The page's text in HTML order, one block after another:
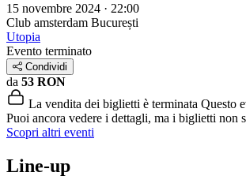
15 novembre 2024 · 22:00
Club amsterdam București
Utopia
Evento terminato
Condividi
da 53 RON
La vendita dei biglietti è terminata Questo
Puoi ancora vedere i dettagli, ma i biglietti non
Scopri altri eventi
Line-up